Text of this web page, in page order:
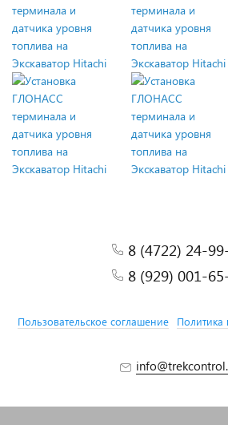
8 (4722) 24-
8 (929) 001-
Пользовательское соглашение Политика